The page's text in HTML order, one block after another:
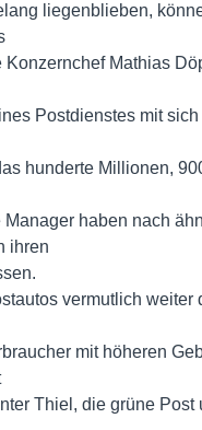
liegenblieben,
Konzernchef Mathias
Postdienstes mit sich
hunderte Millionen,
Manager haben nach
ihren
vermutlich weiter
mit höheren
Thiel, die grüne Post